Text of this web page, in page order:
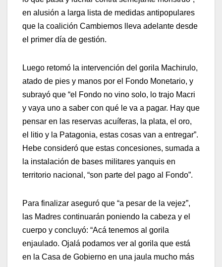
en alusión a larga lista de medidas antipopulares
que la coalición Cambiemos lleva adelante desde
el primer día de gestión.
Luego retomó la intervención del gorila Machirulo,
atado de pies y manos por el Fondo Monetario, y
subrayó que “el Fondo no vino solo, lo trajo Macri
y vaya uno a saber con qué le va a pagar. Hay que
pensar en las reservas acuíferas, la plata, el oro,
el litio y la Patagonia, estas cosas van a entregar”.
Hebe consideró que estas concesiones, sumada a
la instalación de bases militares yanquis en
territorio nacional, “son parte del pago al Fondo”.
Para finalizar aseguró que “a pesar de la vejez”,
las Madres continuarán poniendo la cabeza y el
cuerpo y concluyó: “Acá tenemos al gorila
enjaulado. Ojalá podamos ver al gorila que está
en la Casa de Gobierno en una jaula mucho más